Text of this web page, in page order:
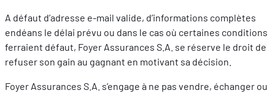
A défaut d’adresse e-mail valide, d’informations complètes
endéans le délai prévu ou dans le cas où certaines conditions
ferraient défaut, Foyer Assurances S.A. se réserve le droit de
refuser son gain au gagnant en motivant sa décision.
Foyer Assurances S.A. s’engage à ne pas vendre, échanger ou